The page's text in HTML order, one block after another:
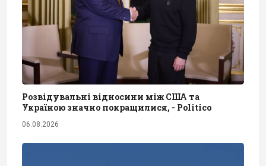
Розвідувальні відносини між США та
Україною значно покращилися, - Politico
06.08.2026